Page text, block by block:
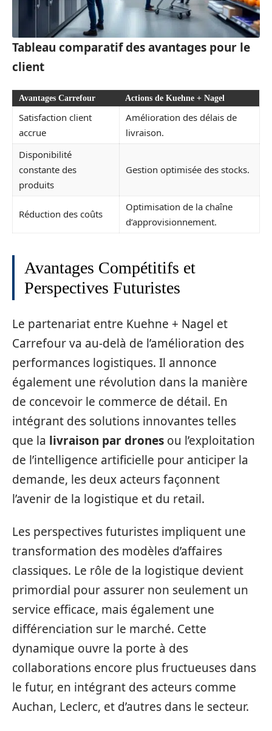
Tableau comparatif des avantages pour le
client
Avantages Carrefour Actions de Kuehne + Nagel
Satisfaction client
accrue
Amélioration des délais de
livraison.
Disponibilité
constante des
produits
Gestion optimisée des stocks.
Réduction des coûts
Optimisation de la chaîne
d’approvisionnement.
Avantages Compétitifs et
Perspectives Futuristes
Le partenariat entre Kuehne + Nagel et
Carrefour va au-delà de l’amélioration des
performances logistiques. Il annonce
également une révolution dans la manière
de concevoir le commerce de détail. En
intégrant des solutions innovantes telles
que la livraison par drones ou l’exploitation
de l’intelligence artificielle pour anticiper la
demande, les deux acteurs façonnent
l’avenir de la logistique et du retail.
Les perspectives futuristes impliquent une
transformation des modèles d’affaires
classiques. Le rôle de la logistique devient
primordial pour assurer non seulement un
service efficace, mais également une
différenciation sur le marché. Cette
dynamique ouvre la porte à des
collaborations encore plus fructueuses dans
le futur, en intégrant des acteurs comme
Auchan, Leclerc, et d’autres dans le secteur.